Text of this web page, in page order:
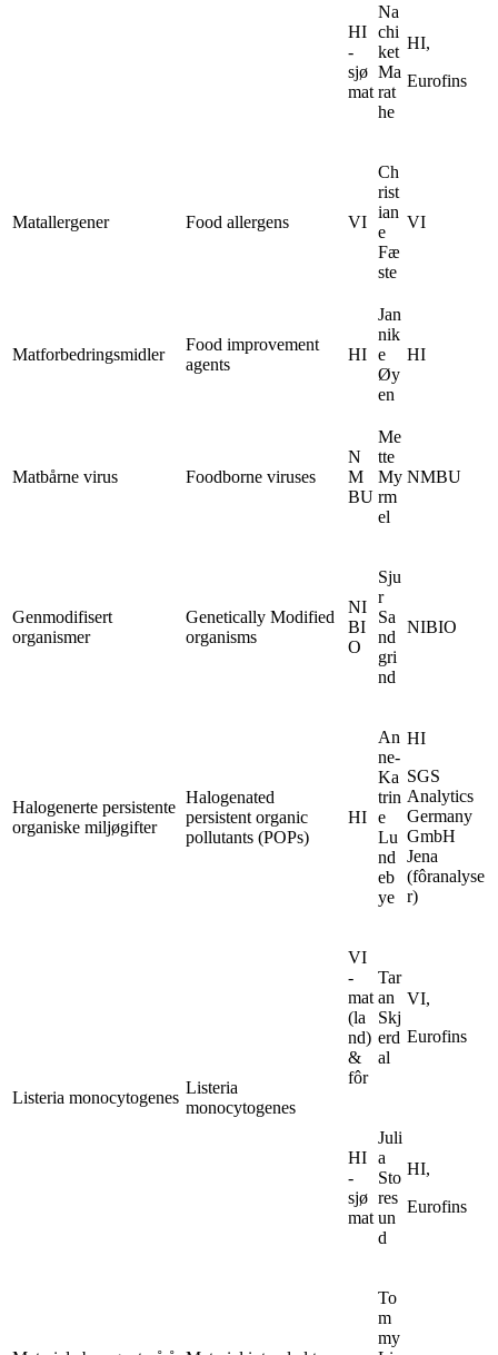
HI
-
sjø
mat
Na
chi
ket
Ma
rat
he
HI,
Eurofins
Matallergener Food allergens VI
Ch
rist
ian
e
Fæ
ste
VI
Matforbedringsmidler
Food improvement
agents
HI
Jan
nik
e
Øy
en
HI
Matbårne virus Foodborne viruses
N
M
BU
Me
tte
My
rm
el
NMBU
Genmodifisert
organismer
Genetically Modified
organisms
NI
BI
O
Sju
r
Sa
nd
gri
nd
NIBIO
Halogenerte persistente
organiske miljøgifter
Halogenated
persistent organic
pollutants (POPs)
HI
An
ne-
Ka
trin
e
Lu
nd
eb
ye
HI
SGS
Analytics
Germany
GmbH
Jena
(fôranalyse
r)
Listeria monocytogenes
Listeria
monocytogenes
VI
-
mat
(la
nd)
&
fôr
Tar
an
Skj
erd
al
VI,
Eurofins
HI
-
sjø
mat
Juli
a
Sto
res
un
d
HI,
Eurofins
To
m
my